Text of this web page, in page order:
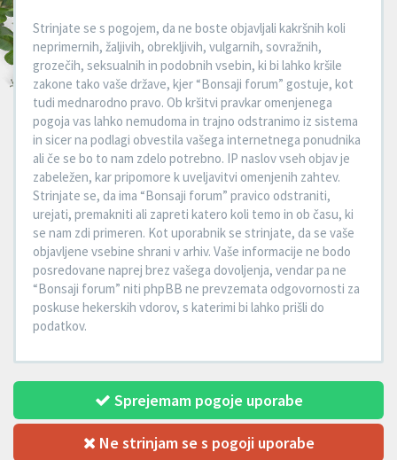
Strinjate se s pogojem, da ne boste objavljali kakršnih koli
neprimernih, žaljivih, obrekljivih, vulgarnih, sovražnih,
grozečih, seksualnih in podobnih vsebin, ki bi lahko kršile
zakone tako vaše države, kjer “Bonsaji forum” gostuje, kot
tudi mednarodno pravo. Ob kršitvi pravkar omenjenega
pogoja vas lahko nemudoma in trajno odstranimo iz sistema
in sicer na podlagi obvestila vašega internetnega ponudnika
ali če se bo to nam zdelo potrebno. IP naslov vseh objav je
zabeležen, kar pripomore k uveljavitvi omenjenih zahtev.
Strinjate se, da ima “Bonsaji forum” pravico odstraniti,
urejati, premakniti ali zapreti katero koli temo in ob času, ki
se nam zdi primeren. Kot uporabnik se strinjate, da se vaše
objavljene vsebine shrani v arhiv. Vaše informacije ne bodo
posredovane naprej brez vašega dovoljenja, vendar pa ne
“Bonsaji forum” niti phpBB ne prevzemata odgovornosti za
poskuse hekerskih vdorov, s katerimi bi lahko prišli do
podatkov.
Sprejemam pogoje uporabe
Ne strinjam se s pogoji uporabe